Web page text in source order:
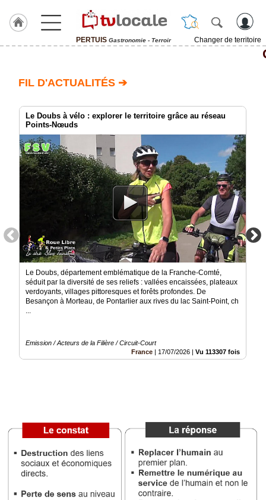
PERTUIS Gastronomie - Terroir
Changer de territoire
PERTUIS
TvLocale
France
Accueil
RUBRIQUES
Gazette
Médias
Inscription
FIL D'ACTUALITÉS ➔
Le Doubs à vélo : explorer le territoire grâce au réseau
Points-Nœuds
Le Doubs, département emblématique de la Franche-Comté,
séduit par la diversité de ses reliefs : vallées encaissées, plateaux
verdoyants, villages pittoresques et forêts profondes. De
Besançon à Morteau, de Pontarlier aux rives du lac Saint-Point, ch
...
Emission / Acteurs de la Filière / Circuit-Court
France
17/07/2026 Vu 113307 fois